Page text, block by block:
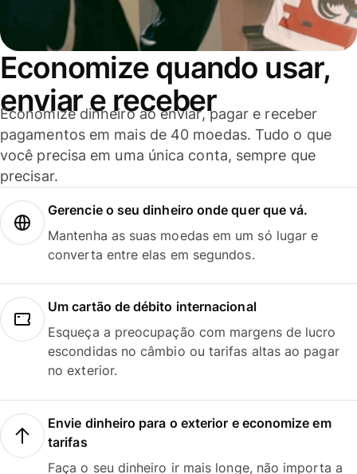
Economize quando usar,
enviar e receber
Economize dinheiro ao enviar, pagar e receber
pagamentos em mais de 40 moedas. Tudo o que
você precisa em uma única conta, sempre que
precisar.
Gerencie o seu dinheiro onde quer que vá.
Mantenha as suas moedas em um só lugar e
converta entre elas em segundos.
Um cartão de débito internacional
Esqueça a preocupação com margens de lucro
escondidas no câmbio ou tarifas altas ao pagar
no exterior.
Envie dinheiro para o exterior e economize em
tarifas
Faça o seu dinheiro ir mais longe, não importa a